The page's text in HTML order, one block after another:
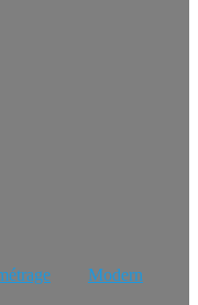
Modern